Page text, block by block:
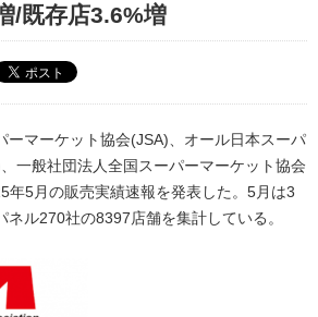
/既存店3.6%増
ーマーケット協会(JSA)、オール日本スーパ
一般社団法人全国スーパーマーケット協会
年5月の販売実績速報を発表した。5月は3
ネル270社の8397店舗を集計している。